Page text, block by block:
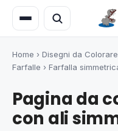
Home › Disegni da Colorare
Farfalle › Farfalla
Pagina da
con ali